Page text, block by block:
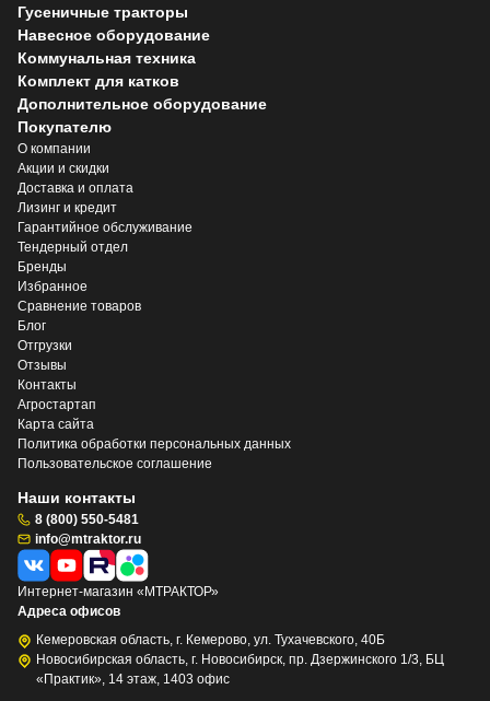
Гусеничные тракторы
Навесное оборудование
Коммунальная техника
Комплект для катков
Дополнительное оборудование
Покупателю
О компании
Акции и скидки
Доставка и оплата
Лизинг и кредит
Гарантийное обслуживание
Тендерный отдел
Бренды
Избранное
Сравнение товаров
Блог
Отгрузки
Отзывы
Контакты
Агростартап
Карта сайта
Политика обработки персональных данных
Пользовательское соглашение
Наши контакты
8 (800) 550-5481
info@mtraktor.ru
Интернет-магазин «МТРАКТОР»
Адреса офисов
Кемеровская область, г. Кемерово, ул. Тухачевского, 40Б
Новосибирская область, г. Новосибирск, пр. Дзержинского 1/3, БЦ
«Практик», 14 этаж, 1403 офис